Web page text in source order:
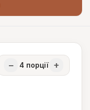
− 4 порції +